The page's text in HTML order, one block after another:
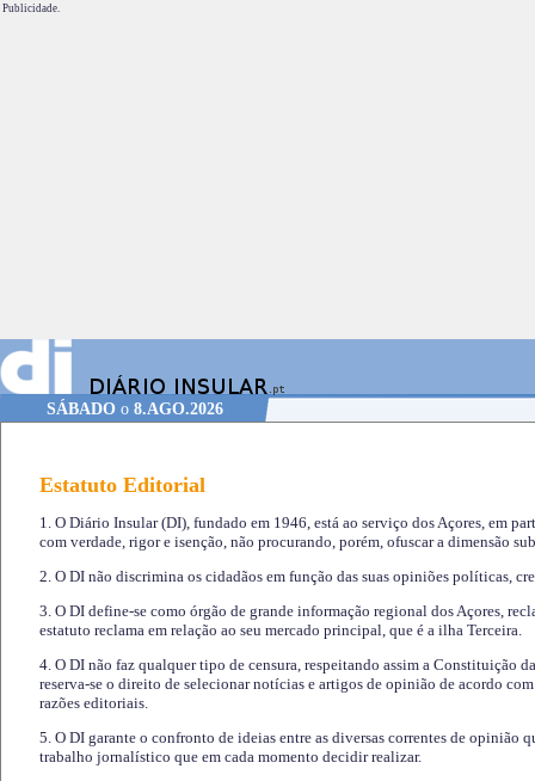
Publicidade.
SÁBADOo 8.AGO.2026
Estatuto Editorial
1. O Diário Insular (DI), fundado em 1946, está ao serviço dos Açores, em
com verdade, rigor e isenção, não procurando, porém, ofuscar a dimensão
2. O DI não discrimina os cidadãos em função das suas opiniões políticas,
3. O DI define-se como órgão de grande informação regional dos Açores,
estatuto reclama em relação ao seu mercado principal, que é a ilha Terceira.
4. O DI não faz qualquer tipo de censura, respeitando assim a Constituição
reserva-se o direito de selecionar notícias e artigos de opinião de acordo
razões editoriais.
5. O DI garante o confronto de ideias entre as diversas correntes de opinião
trabalho jornalístico que em cada momento decidir realizar.